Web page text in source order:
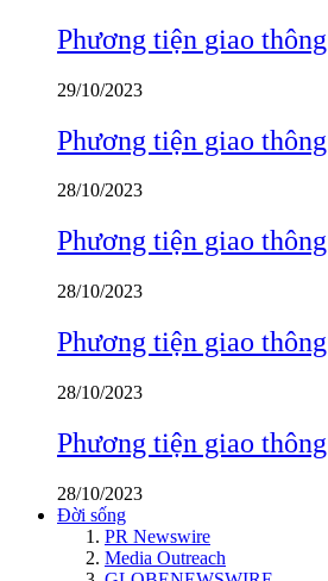
Phương tiện giao thông
29/10/2023
Phương tiện giao thông
28/10/2023
Phương tiện giao thông
28/10/2023
Phương tiện giao thông
28/10/2023
Phương tiện giao thông
28/10/2023
Đời sống
PR Newswire
Media Outreach